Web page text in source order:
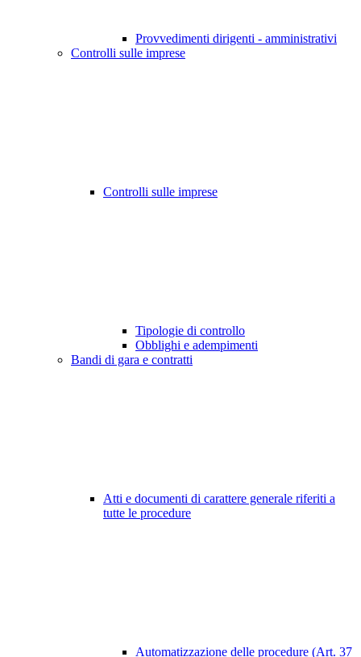
Provvedimenti dirigenti - amministrativi
Controlli sulle imprese
Controlli sulle imprese
Tipologie di controllo
Obblighi e adempimenti
Bandi di gara e contratti
Atti e documenti di carattere generale riferiti a
tutte le procedure
Automatizzazione delle procedure (Art. 37